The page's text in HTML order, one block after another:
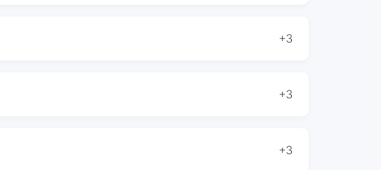
+3
+3
+3